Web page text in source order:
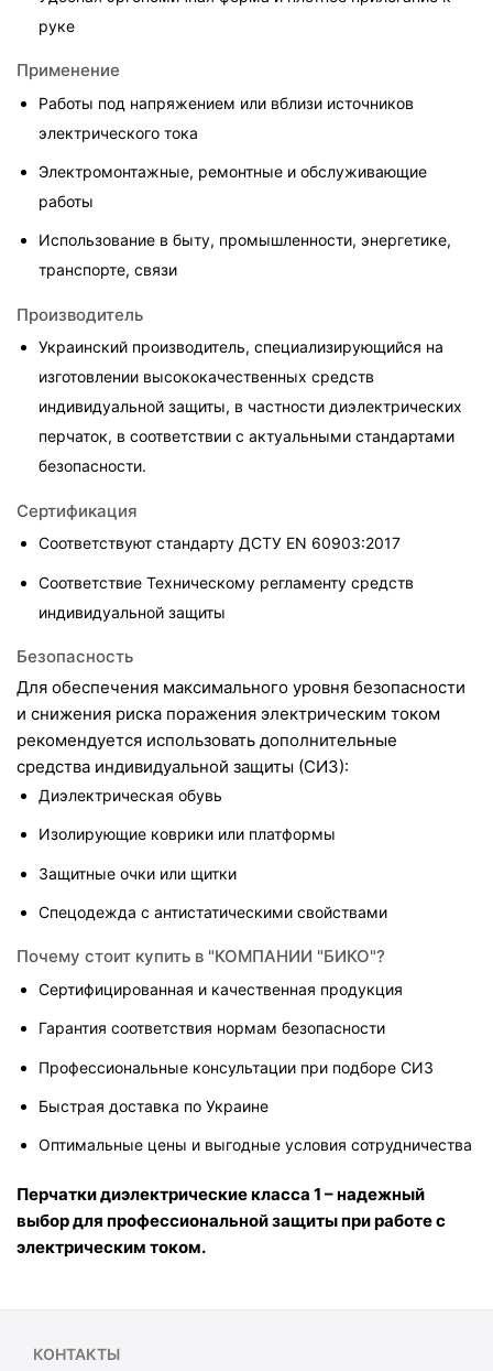
руке
Применение
Работы под напряжением или вблизи источников
электрического тока
Электромонтажные, ремонтные и обслуживающие
работы
Использование в быту, промышленности, энергетике,
транспорте, связи
Производитель
Украинский производитель, специализирующийся на
изготовлении высококачественных средств
индивидуальной защиты, в частности диэлектрических
перчаток, в соответствии с актуальными стандартами
безопасности.
Сертификация
Соответствуют стандарту ДСТУ EN 60903:2017
Соответствие Техническому регламенту средств
индивидуальной защиты
Безопасность
Для обеспечения максимального уровня безопасности
и снижения риска поражения электрическим током
рекомендуется использовать дополнительные
средства индивидуальной защиты (СИЗ):
Диэлектрическая обувь
Изолирующие коврики или платформы
Защитные очки или щитки
Спецодежда с антистатическими свойствами
Почему стоит купить в "КОМПАНИИ "БИКО"?
Сертифицированная и качественная продукция
Гарантия соответствия нормам безопасности
Профессиональные консультации при подборе СИЗ
Быстрая доставка по Украине
Оптимальные цены и выгодные условия сотрудничества
Перчатки диэлектрические класса 1 – надежный
выбор для профессиональной защиты при работе с
электрическим током.
КОНТАКТЫ